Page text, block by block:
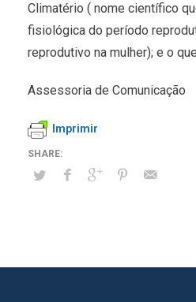
Climatério ( nome científico
fisiológica do período
reprodutivo na mulher); e o
Assessoria de Comunicação
Imprimir